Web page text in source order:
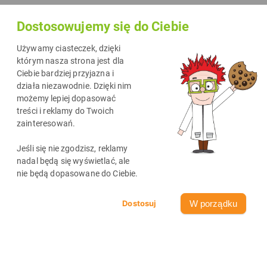
Dostosowujemy się do Ciebie
Używamy ciasteczek, dzięki
którym nasza strona jest dla
Ciebie bardziej przyjazna i
działa niezawodnie. Dzięki nim
możemy lepiej dopasować
treści i reklamy do Twoich
zainteresowań.
Jeśli się nie zgodzisz, reklamy
nadal będą się wyświetlać, ale
nie będą dopasowane do Ciebie.
W porządku
salonem przewijają się pisanki, zajączki i dziecięce pytania w
lubię mieć pod ręką coś prostego, mądrego i angażującego.
Wielkanocne kolorowanki, ozdoby i łamigłówki DrTusza to
świetny sposób, żeby połączyć świąteczny klimat z kreatywną
zabawą. Bez nudy, bez chaosu i bez gorączkowego szukania
pomysłów w ostatniej chwili. Najlepsze? Wszystkie materiały
czekają na Ciebie na salagier.pl i możesz pobrać je całkowicie
bezpłatnie. Wystarczy chwila, drukarka i kilka kredek, żeby
wyczarować dziecku naprawdę fajny czas.